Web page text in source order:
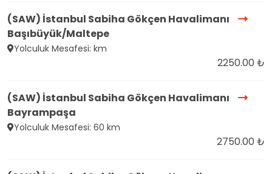
(SAW) İstanbul Sabiha Gökçen Havalimanı
Başıbüyük/Maltepe
Yolculuk Mesafesi: km
2250.00 ₺
(SAW) İstanbul Sabiha Gökçen Havalimanı
Bayrampaşa
Yolculuk Mesafesi: 60 km
2750.00 ₺